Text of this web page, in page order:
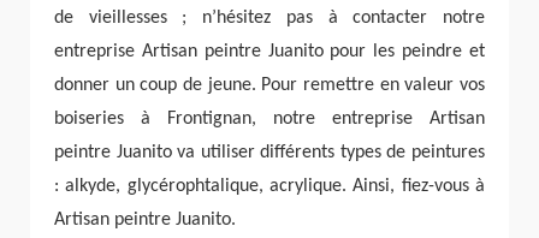
de vieillesses ; n’hésitez pas à contacter notre
entreprise Artisan peintre Juanito pour les peindre et
donner un coup de jeune. Pour remettre en valeur vos
boiseries à Frontignan, notre entreprise Artisan
peintre Juanito va utiliser différents types de peintures
: alkyde, glycérophtalique, acrylique. Ainsi, fiez-vous à
Artisan peintre Juanito.